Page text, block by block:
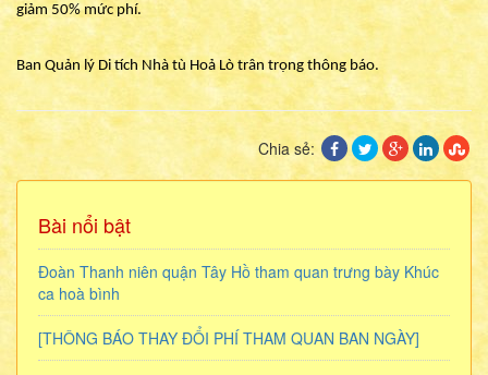
giảm 50% mức phí.
Ban Quản lý Di tích Nhà tù Hoả Lò trân trọng thông báo.
Chia sẻ:
Bài nổi bật
Đoàn Thanh niên quận Tây Hồ tham quan trưng bày Khúc
ca hoà bình
[THÔNG BÁO THAY ĐỔI PHÍ THAM QUAN BAN NGÀY]